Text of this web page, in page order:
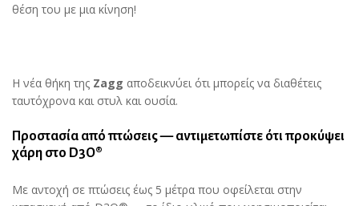
θέση του με μια κίνηση!
Η νέα θήκη της Zagg αποδεικνύει ότι μπορείς να διαθέτεις
ταυτόχρονα και στυλ και ουσία.
Προστασία από πτώσεις — αντιμετωπίστε ότι προκύψει
χάρη στο D3O®
Με αντοχή σε πτώσεις έως 5 μέτρα που οφείλεται στην